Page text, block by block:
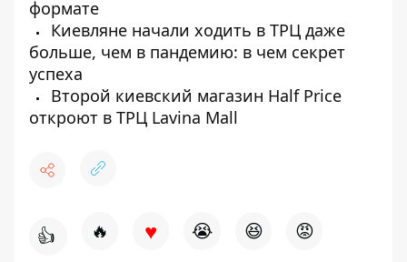
формате
Киевляне начали ходить в ТРЦ даже
больше, чем в пандемию: в чем секрет
успеха
Второй киевский магазин Half Price
откроют в ТРЦ Lavina Mall
👍 🔥 ♥ 😭 😆 😡